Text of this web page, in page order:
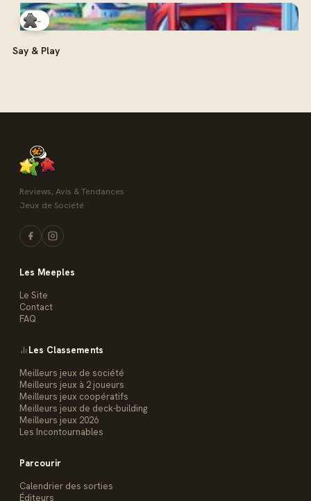
-
Say & Play
Reviews, Avis & Tendances
Jeux de Société
Les Meeples
Le Site
Contact
FAQ
Les Classements
Meilleurs jeux de société
Meilleurs jeux à 2 joueurs
Meilleurs jeux coopératifs
Meilleurs jeux de deck-building
Meilleurs jeux 2026
Les Incontournables
Parcourir
Calendrier des sorties
Éditeurs